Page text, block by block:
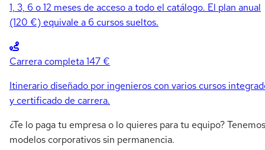
1, 3, 6 o 12 meses de acceso a todo el catálogo. El plan anual
(120 €) equivale a 6 cursos sueltos.
Carrera completa147 €
Itinerario diseñado por ingenieros con varios cursos
y certificado de carrera.
¿Te lo paga tu empresa o lo quieres para tu equipo? Tenemos
modelos corporativos sin permanencia.